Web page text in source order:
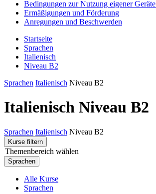
Bedingungen zur Nutzung eigener
Ermäßigungen und Förderung
Anregungen und Beschwerden
Startseite
Sprachen
Italienisch
Niveau B2
Sprachen Italienisch Niveau B2
Italienisch Niveau B2
Sprachen Italienisch Niveau B2
Kurse filtern
Themenbereich wählen
Sprachen
Alle Kurse
Sprachen